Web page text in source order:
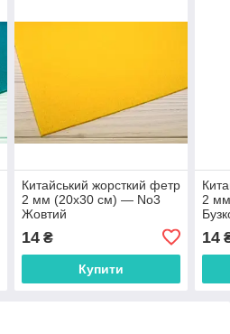
Китайський жорсткий фетр
2 мм (20х30 см) — No3
Жовтий
14₴
Купити
2
14